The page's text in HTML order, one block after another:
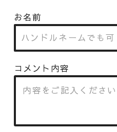
お名前
コメント内容